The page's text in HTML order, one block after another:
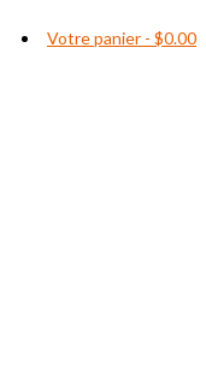
Votre panier - $0.00